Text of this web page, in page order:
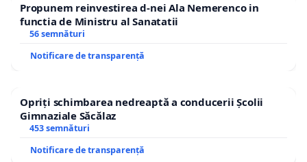
Propunem reinvestirea d-nei Ala Nemerenco in
functia de Ministru al Sanatatii
56 semnături
Notificare de transparență
Opriți schimbarea nedreaptă a conducerii Școlii
Gimnaziale Săcălaz
453 semnături
Notificare de transparență